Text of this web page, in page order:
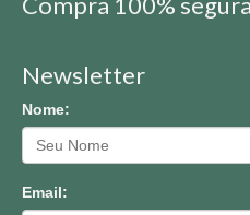
Newsletter
Nome:
Email: